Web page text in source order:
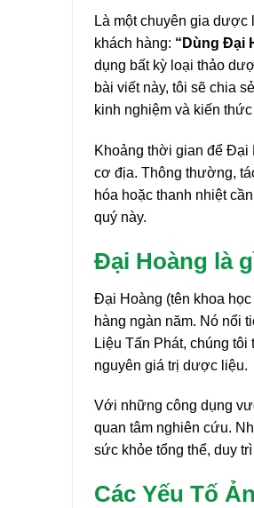
Là một chuyên gia
khách hàng: “Dùng Đại
dụng bất kỳ loại thảo
bài viết này, tôi sẽ chia
kinh nghiệm và kiến
Khoảng thời gian để Đại
cơ địa. Thông thường,
hóa hoặc thanh nhiệt
quý này.
Đại Hoàng là
Đại Hoàng (tên khoa học
hàng ngàn năm. Nó nổi
Liệu Tấn Phát, chúng
nguyên giá trị dược liệu.
Với những công dụng
quan tâm nghiên cứu.
sức khỏe tổng thể, duy
Các Yếu Tố